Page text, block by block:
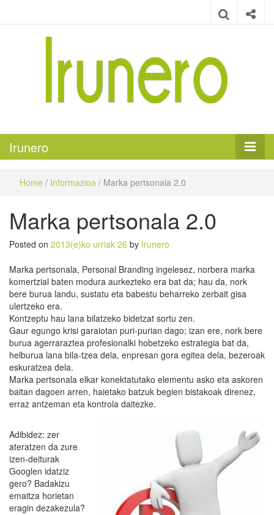
Irunero
Home / Informazioa / Marka pertsonala 2.0
Marka pertsonala 2.0
Posted on 2013(e)ko urriak 26 by Irunero
Marka pertsonala, Personal Branding ingelesez, norbera marka
komertzial baten modura aurkezteko era bat da; hau da, nork
bere burua landu, sustatu eta babestu beharreko zerbait gisa
ulertzeko era.
Kontzeptu hau lana bilatzeko bidetzat sortu zen.
Gaur egungo krisi garaiotan puri-purian dago; izan ere, nork bere
burua agerraraztea profesionalki hobetzeko estrategia bat da,
helburua lana bila-tzea dela, enpresan gora egitea dela, bezeroak
eskuratzea dela.
Marka pertsonala elkar konektatutako elementu asko eta askoren
baitan dagoen arren, haietako batzuk begien bistakoak direnez,
erraz antzeman eta kontrola daitezke.
Adibidez: zer
ateratzen da zure
izen-deiturak
Googlen idatziz
gero? Badakizu
emaitza horietan
eragin dezakezula?